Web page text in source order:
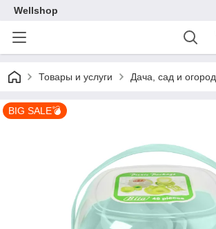
Wellshop
Товары и услуги Дача, сад и огород
BIG SALE💣